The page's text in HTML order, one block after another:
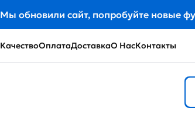
Мы обновили сайт, попробуйте новые
КачествоОплатаДоставкаО НасКонтакты